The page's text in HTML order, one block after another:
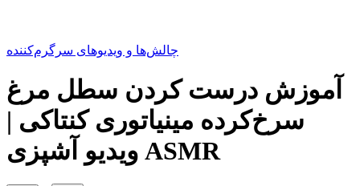
چالش‌ها و ویدیوهای سرگرم‌کننده
آموزش درست کردن سطل مرغ
سرخ‌کرده مینیاتوری کنتاکی |
ویدیو آشپزی ASMR